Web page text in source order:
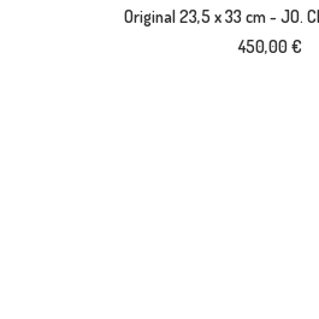
AJOUTER AU
Original 23,5 x 33 cm - JO.
450,00€